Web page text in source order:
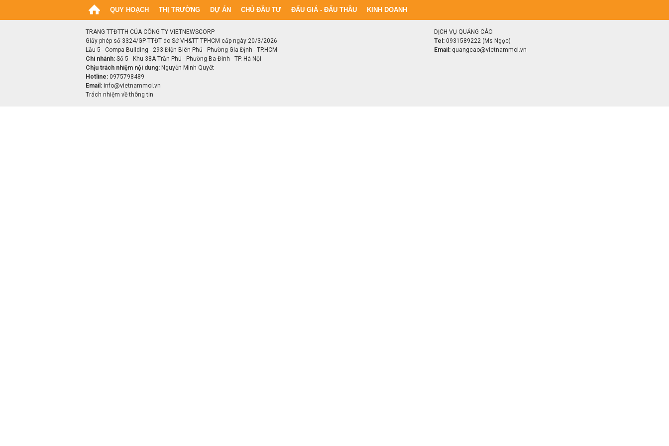
QUY HOẠCH THỊ TRƯỜNG DỰ ÁN CHỦ ĐẦU TƯ ĐẤU GIÁ - ĐẤU THẦU KINH DOANH
TRANG TTĐTTH CỦA CÔNG TY VIETNEWSCORP
Giấy phép số 3324/GP-TTĐT do Sở VH&TT TPHCM cấp ngày 20/3/2026
Lầu 5 - Compa Building - 293 Điện Biên Phủ - Phường Gia Định - TP.HCM
Chi nhánh: Số 5 - Khu 38A Trần Phú - Phường Ba Đình - TP. Hà Nội
Chịu trách nhiệm nội dung: Nguyễn Minh Quyết
Hotline: 0975798489
Email: info@vietnammoi.vn
Trách nhiệm về thông tin
DỊCH VỤ QUẢNG CÁO
Tel: 0931589222 (Ms Ngọc)
Email: quangcao@vietnammoi.vn